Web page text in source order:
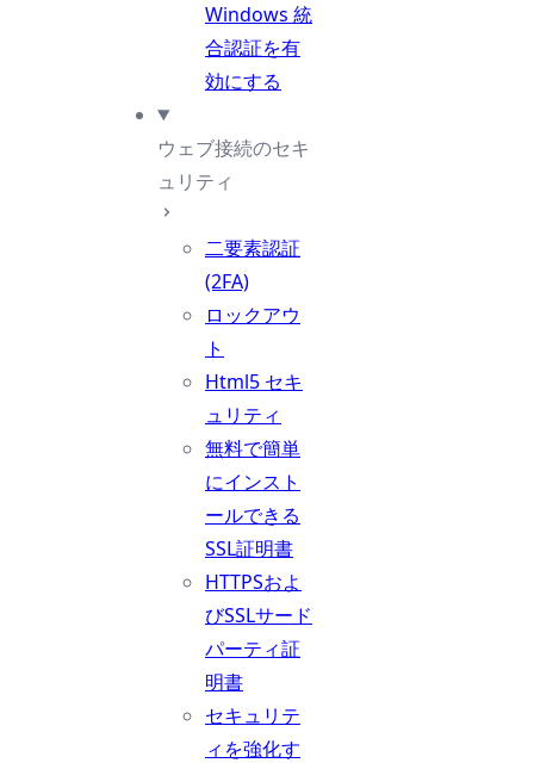
Windows 統
合認証を有
効にする
ウェブ接続のセキ
ュリティ
二要素認証
(2FA)
ロックアウ
ト
Html5 セキ
ュリティ
無料で簡単
にインスト
ールできる
SSL証明書
HTTPSおよ
びSSLサード
パーティ証
明書
セキュリテ
ィを強化す